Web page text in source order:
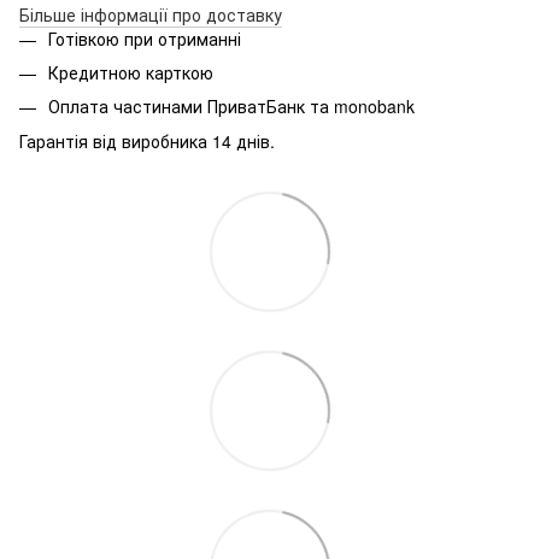
Більше інформації про доставку
Готівкою при отриманні
Кредитною карткою
Оплата частинами ПриватБанк та monobank
Гарантія від виробника 14 днів.